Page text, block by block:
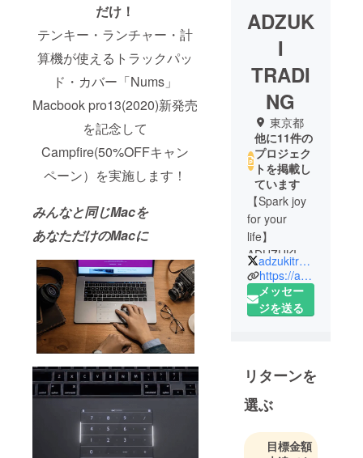
だけ！
テンキー・ランチャー・計
算機が使えるトラックパッ
ド・カバー「Nums」
Macbook pro13(2020)新発売
を記念して
Campfire(50%OFFキャン
ペーン）を実施します！
みんなと同じMacを
あなただけのMacに
ADZUK
I
TRADI
NG
東京都
他に11件の
プロジェク
トを掲載し
ています
【Spark joy
for your
life】
ADUZUKI
TRADING（
アズキト
レーディン
らず、アイ
テムの「ユ
ニークさ、
斬新さ」な
どから感じ
adzukitrading
https://adzukitrading.com
メッセー
ジを送る
リターンを
選ぶ
目標金額